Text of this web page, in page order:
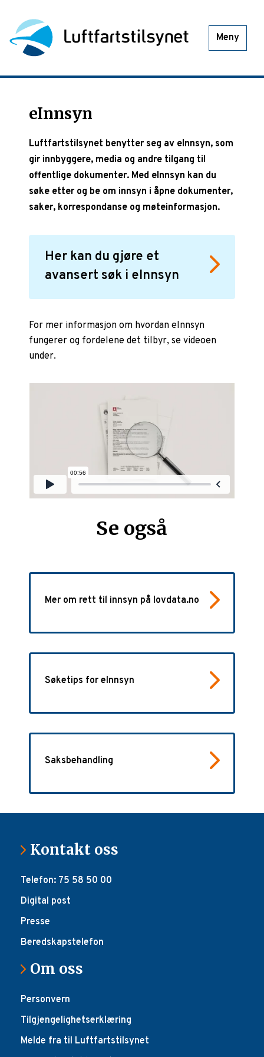
Meny
eInnsyn
Luftfartstilsynet benytter seg av eInnsyn, som
gir innbyggere, media og andre tilgang til
offentlige dokumenter. Med eInnsyn kan du
søke etter og be om innsyn i åpne dokumenter,
saker, korrespondanse og møteinformasjon.
Her kan du gjøre et
avansert søk i eInnsyn
For mer informasjon om hvordan eInnsyn
fungerer og fordelene det tilbyr, se videoen
under.
Se også
Mer om rett til innsyn på lovdata.no
Søketips for eInnsyn
Saksbehandling
Kontakt oss
Telefon: 75 58 50 00
Digital post
Presse
Beredskapstelefon
Om oss
Personvern
Tilgjengelighetserklæring
Melde fra til Luftfartstilsynet